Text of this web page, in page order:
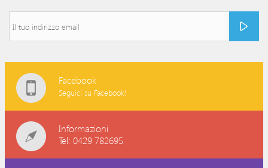
Facebook
Seguici su Facebook!
Informazioni
Tel: 0429 782695